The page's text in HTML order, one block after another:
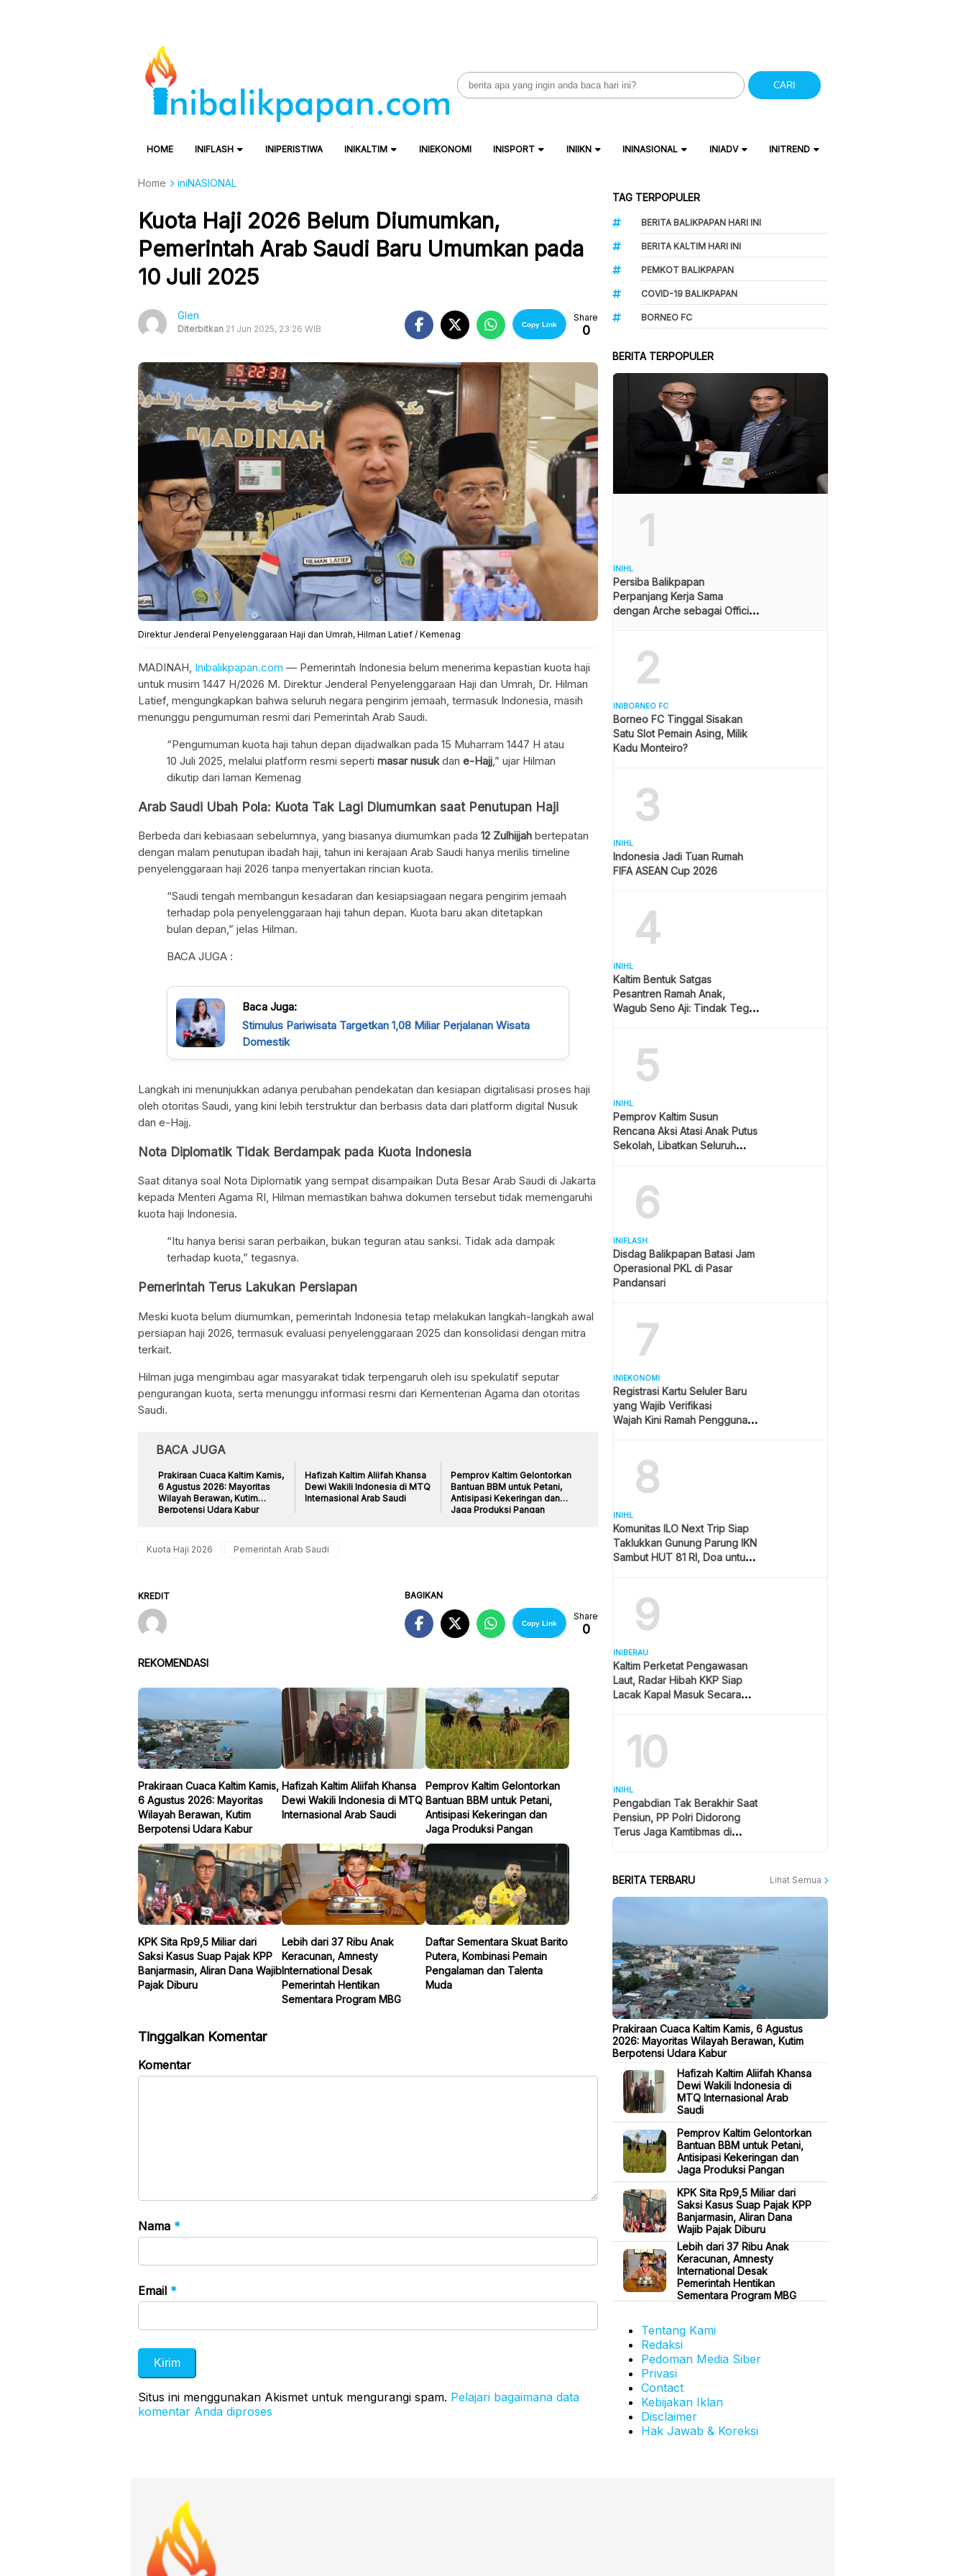
Search
for:
CARI
HOME INIFLASH INIPERISTIWA INIKALTIM INIEKONOMI INISPORT INIIKN ININASIONAL INIADV INITREND
Home iniNASIONAL
Kuota Haji 2026 Belum Diumumkan,
Pemerintah Arab Saudi Baru Umumkan pada
10 Juli 2025
Glen
Diterbitkan 21 Jun 2025, 23:26 WIB Copy Link
Share
0
Direktur Jenderal Penyelenggaraan Haji dan Umrah, Hilman Latief / Kemenag
MADINAH, Inibalikpapan.com — Pemerintah Indonesia belum menerima kepastian kuota haji
untuk musim 1447 H/2026 M. Direktur Jenderal Penyelenggaraan Haji dan Umrah, Dr. Hilman
Latief, mengungkapkan bahwa seluruh negara pengirim jemaah, termasuk Indonesia, masih
menunggu pengumuman resmi dari Pemerintah Arab Saudi.
“Pengumuman kuota haji tahun depan dijadwalkan pada 15 Muharram 1447 H atau
10 Juli 2025, melalui platform resmi seperti masar nusukdan e-Hajj,” ujar Hilman
dikutip dari laman Kemenag
Arab Saudi Ubah Pola: Kuota Tak Lagi Diumumkan saat Penutupan Haji
Berbeda dari kebiasaan sebelumnya, yang biasanya diumumkan pada 12 Zulhijjah bertepatan
dengan malam penutupan ibadah haji, tahun ini kerajaan Arab Saudi hanya merilis timeline
penyelenggaraan haji 2026 tanpa menyertakan rincian kuota.
“Saudi tengah membangun kesadaran dan kesiapsiagaan negara pengirim jemaah
terhadap pola penyelenggaraan haji tahun depan. Kuota baru akan ditetapkan
bulan depan,” jelas Hilman.
BACA JUGA :
Baca Juga:
Stimulus Pariwisata Targetkan 1,08 Miliar Perjalanan Wisata
Domestik
Langkah ini menunjukkan adanya perubahan pendekatan dan kesiapan digitalisasi proses haji
oleh otoritas Saudi, yang kini lebih terstruktur dan berbasis data dari platform digital Nusuk
dan e-Hajj.
Nota Diplomatik Tidak Berdampak pada Kuota Indonesia
Saat ditanya soal Nota Diplomatik yang sempat disampaikan Duta Besar Arab Saudi di Jakarta
kepada Menteri Agama RI, Hilman memastikan bahwa dokumen tersebut tidak memengaruhi
kuota haji Indonesia.
“Itu hanya berisi saran perbaikan, bukan teguran atau sanksi. Tidak ada dampak
terhadap kuota,” tegasnya.
Pemerintah Terus Lakukan Persiapan
Meski kuota belum diumumkan, pemerintah Indonesia tetap melakukan langkah-langkah awal
persiapan haji 2026, termasuk evaluasi penyelenggaraan 2025 dan konsolidasi dengan mitra
terkait.
Hilman juga mengimbau agar masyarakat tidak terpengaruh oleh isu spekulatif seputar
pengurangan kuota, serta menunggu informasi resmi dari Kementerian Agama dan otoritas
Saudi.
BACA JUGA
Prakiraan Cuaca Kaltim Kamis,
6 Agustus 2026: Mayoritas
Wilayah Berawan, Kutim
Berpotensi Udara Kabur
Hafizah Kaltim Aliifah Khansa
Dewi Wakili Indonesia di MTQ
Internasional Arab Saudi
Pemprov Kaltim Gelontorkan
Bantuan BBM untuk Petani,
Antisipasi Kekeringan dan
Jaga Produksi Pangan
Kuota Haji 2026 Pemerintah Arab Saudi
KREDIT BAGIKAN
Copy Link
Share
0
REKOMENDASI
Prakiraan Cuaca Kaltim Kamis,
6 Agustus 2026: Mayoritas
Wilayah Berawan, Kutim
Berpotensi Udara Kabur
Hafizah Kaltim Aliifah Khansa
Dewi Wakili Indonesia di MTQ
Internasional Arab Saudi
Pemprov Kaltim Gelontorkan
Bantuan BBM untuk Petani,
Antisipasi Kekeringan dan
Jaga Produksi Pangan
KPK Sita Rp9,5 Miliar dari
Saksi Kasus Suap Pajak KPP
Banjarmasin, Aliran Dana Wajib
Pajak Diburu
Lebih dari 37 Ribu Anak
Keracunan, Amnesty
International Desak
Pemerintah Hentikan
Sementara Program MBG
Daftar Sementara Skuat Barito
Putera, Kombinasi Pemain
Pengalaman dan Talenta
Muda
Tinggalkan Komentar
Komentar
Nama *
Email *
Situs ini menggunakan Akismet untuk mengurangi spam. Pelajari bagaimana data
komentar Anda diproses
TAG TERPOPULER
BERITA BALIKPAPAN HARI INI
BERITA KALTIM HARI INI
PEMKOT BALIKPAPAN
COVID-19 BALIKPAPAN
BORNEO FC
BERITA TERPOPULER
1
INIHL
Persiba Balikpapan
Perpanjang Kerja Sama
dengan Arche sebagai Official
2
INIBORNEO FC
Borneo FC Tinggal Sisakan
Satu Slot Pemain Asing, Milik
Kadu Monteiro?
3
INIHL
Indonesia Jadi Tuan Rumah
FIFA ASEAN Cup 2026
4
INIHL
Kaltim Bentuk Satgas
Pesantren Ramah Anak,
Wagub Seno Aji: Tindak Tegas
5
INIHL
Pemprov Kaltim Susun
Rencana Aksi Atasi Anak Putus
Sekolah, Libatkan Seluruh
6
INIFLASH
Disdag Balikpapan Batasi Jam
Operasional PKL di Pasar
Pandansari
7
INIEKONOMI
Registrasi Kartu Seluler Baru
yang Wajib Verifikasi
Wajah Kini Ramah Pengguna
8
INIHL
Komunitas ILO Next Trip Siap
Taklukkan Gunung Parung IKN
Sambut HUT 81 RI, Doa untuk
9
INIBERAU
Kaltim Perketat Pengawasan
Laut, Radar Hibah KKP Siap
Lacak Kapal Masuk Secara
10
INIHL
Pengabdian Tak Berakhir Saat
Pensiun, PP Polri Didorong
Terus Jaga Kamtibmas di
BERITA TERBARU Lihat Semua
Prakiraan Cuaca Kaltim Kamis, 6 Agustus
2026: Mayoritas Wilayah Berawan, Kutim
Berpotensi Udara Kabur
Hafizah Kaltim Aliifah Khansa
Dewi Wakili Indonesia di
MTQ Internasional Arab
Saudi
Pemprov Kaltim Gelontorkan
Bantuan BBM untuk Petani,
Antisipasi Kekeringan dan
Jaga Produksi Pangan
KPK Sita Rp9,5 Miliar dari
Saksi Kasus Suap Pajak KPP
Banjarmasin, Aliran Dana
Wajib Pajak Diburu
Lebih dari 37 Ribu Anak
Keracunan, Amnesty
International Desak
Pemerintah Hentikan
Sementara Program MBG
Tentang Kami
Redaksi
Pedoman Media Siber
Privasi
Contact
Kebijakan Iklan
Disclaimer
Hak Jawab & Koreksi